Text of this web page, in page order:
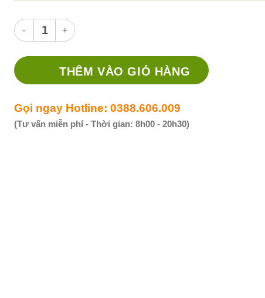
Thuốc Lipitor 40mg - Thuốc điều trị mỡ máu số lượng
THÊM VÀO GIỎ HÀNG
Gọi ngay Hotline: 0388.606.009
(Tư vấn miễn phí - Thời gian: 8h00 - 20h30)